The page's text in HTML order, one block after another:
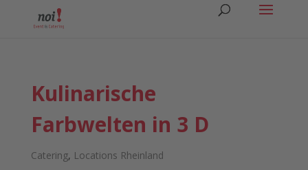
Kulinarische
Farbwelten in 3 D
Catering, Locations Rheinland